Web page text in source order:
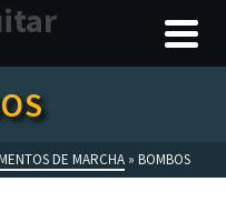
DE MARCHA » BOMBOS